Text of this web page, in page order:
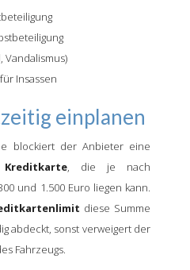
Vandalismus)
Insassen
einplanen
blockiert der Anbieter eine
, die je nach
und 1.500 Euro liegen kann.
diese Summe
abdeckt, sonst verweigert der
Fahrzeugs.